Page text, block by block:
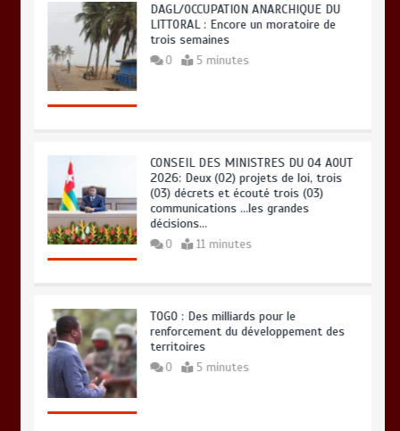
DAGL/OCCUPATION ANARCHIQUE DU
LITTORAL : Encore un moratoire de
trois semaines
0 5 minutes
CONSEIL DES MINISTRES DU 04 AOUT
2026: Deux (02) projets de loi, trois
(03) décrets et écouté trois (03)
communications …les grandes
décisions…
0 11 minutes
TOGO : Des milliards pour le
renforcement du développement des
territoires
0 5 minutes